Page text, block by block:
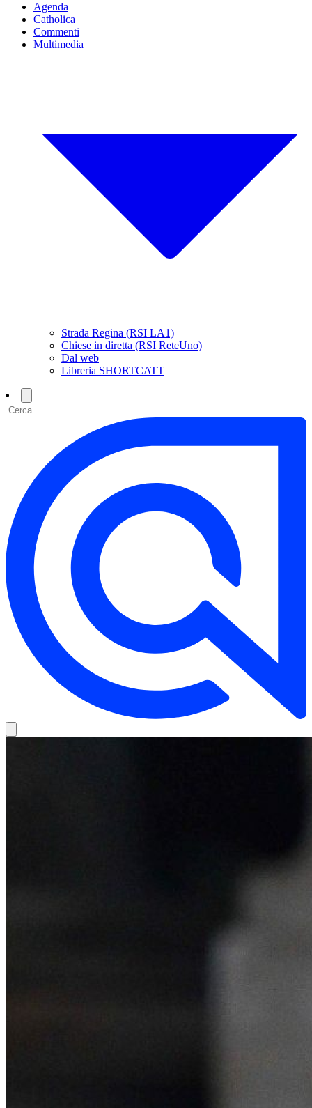
Agenda
Catholica
Commenti
Multimedia
Strada Regina (RSI LA1)
Chiese in diretta (RSI ReteUno)
Dal web
Libreria SHORTCATT